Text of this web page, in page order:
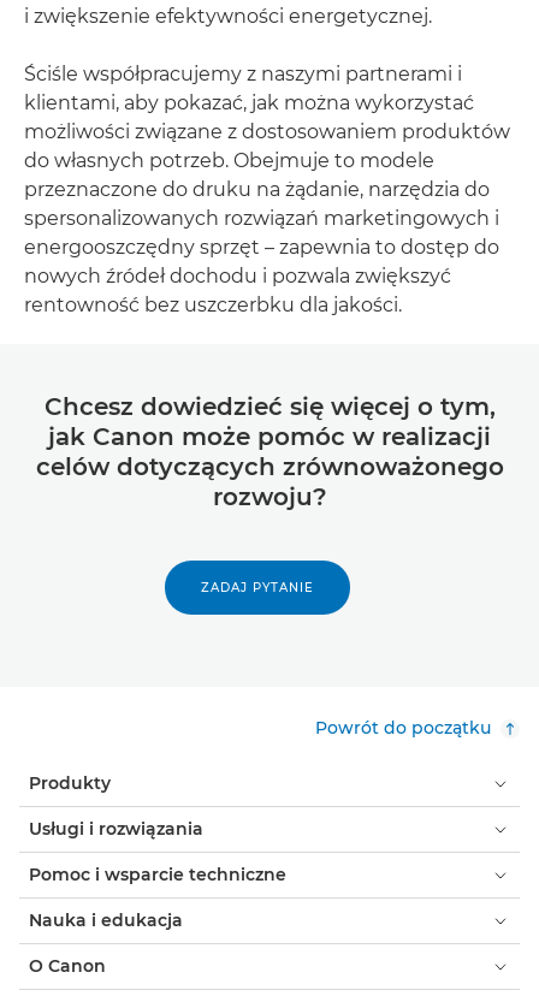
i zwiększenie efektywności energetycznej.
Ściśle współpracujemy z naszymi partnerami i
klientami, aby pokazać, jak można wykorzystać
możliwości związane z dostosowaniem produktów
do własnych potrzeb. Obejmuje to modele
przeznaczone do druku na żądanie, narzędzia do
spersonalizowanych rozwiązań marketingowych i
energooszczędny sprzęt – zapewnia to dostęp do
nowych źródeł dochodu i pozwala zwiększyć
rentowność bez uszczerbku dla jakości.
Chcesz dowiedzieć się więcej o tym,
jak Canon może pomóc w realizacji
celów dotyczących zrównoważonego
rozwoju?
ZADAJ PYTANIE
Powrót do początku
Produkty
Usługi i rozwiązania
Pomoc i wsparcie techniczne
Nauka i edukacja
O Canon